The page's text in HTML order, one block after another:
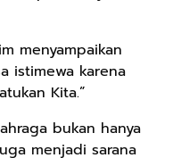
menyampaikan
istimewa karena
Kita.”
bukan hanya
menjadi sarana